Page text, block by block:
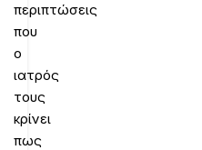
περιπτώσεις
που
ο
ιατρός
τους
κρίνει
πως